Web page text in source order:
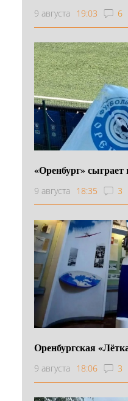
9 августа 19:03 6
«Оренбург»
9 августа 18:35 3
Оренбургская
9 августа 18:06 3